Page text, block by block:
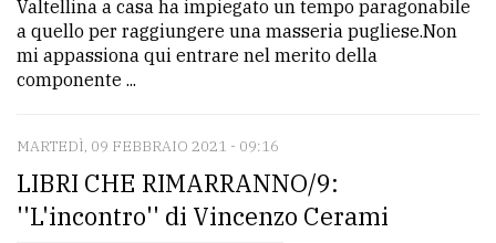
pubblicità
Cerca
per
Valtellina a casa ha impiegato un tempo paragonabile
a quello per raggiungere una masseria pugliese.Non
mi appassiona qui entrare nel merito della
componente ...
MARTEDÌ, 09 FEBBRAIO 2021 - 09:16
LIBRI CHE RIMARRANNO/9:
''L'incontro'' di Vincenzo Cerami